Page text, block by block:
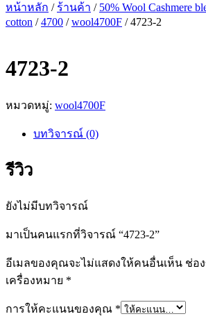
หน้าหลัก / ร้านค้า / 50% Wool Cashmere
cotton /4700 /wool4700F / 4723-2
4723-2
หมวดหมู่: wool4700F
บทวิจารณ์ (0)
รีวิว
ยังไม่มีบทวิจารณ์
มาเป็นคนแรกที่วิจารณ์ “4723-2”
อีเมลของคุณจะไม่แสดงให้คนอื่นเห็น ช่อ
เครื่องหมาย *
การให้คะแนนของคุณ *